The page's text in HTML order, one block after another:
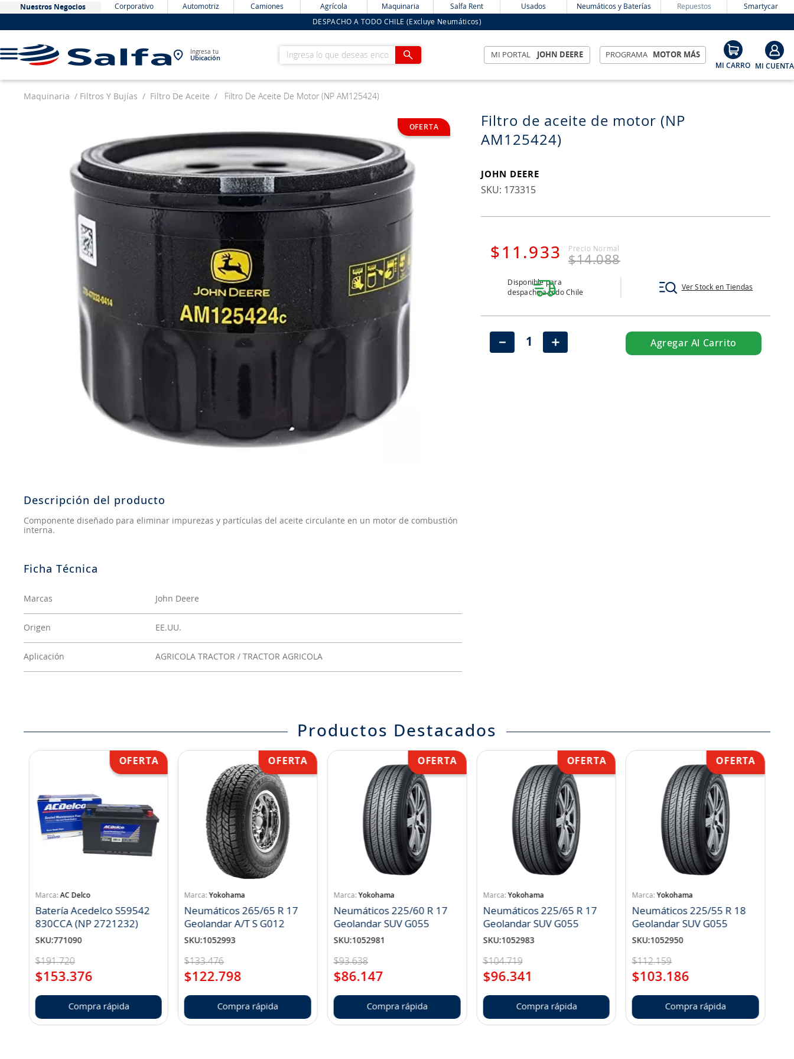
Nuestros Negocios Corporativo Automotriz Camiones Agrícola Maquinaria Salfa Rent Usados Neumáticos y Baterías Repuestos Smartycar
DESPACHO A TODO CHILE (Excluye Neumáticos)
Ingresa tu
Ubicación
Ingresa lo que deseas encontrar MI PORTAL JOHN DEERE PROGRAMA MOTOR MÁS
Maquinaria Filtros Y Bujías Filtro De Aceite Filtro De Aceite De Motor (NP AM125424)
Descripción del producto
Componente diseñado para eliminar impurezas y partículas del aceite circulante en un motor de combustión
interna.
Marcas John Deere
Origen EE.UU.
Aplicación AGRICOLA TRACTOR / TRACTOR AGRICOLA
Filtro de aceite de motor (NP
AM125424)
JOHN DEERE
: 173315
$ 11 .933 $14.088
Disponible para
despacho a todo Chile
Ver Stock en Tiendas
＋
－ Agregar Al Carrito
Productos Destacados
AC Delco
Batería Acedelco S59542
830CCA (NP 2721232)
SKU:771090
$191.720
$153.376
Compra rápida
Yokohama
Neumáticos 265/65 R 17
Geolandar A/T S G012
SKU:1052993
$133.476
$122.798
Compra rápida
Yokohama
Neumáticos 225/60 R 17
Geolandar SUV G055
SKU:1052981
$93.638
$86.147
Compra rápida
Yokohama
Neumáticos 225/65 R 17
Geolandar SUV G055
SKU:1052983
$104.719
$96.341
Compra rápida
Yokohama
Neumáticos 225/55 R 18
Geolandar SUV G055
SKU:1052950
$112.159
$103.186
Compra rápida
neumáticos
westlake
yokohama
chevrolet
jockey john deere